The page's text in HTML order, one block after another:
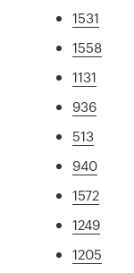
1531
1558
1131
936
513
940
1572
1249
1205